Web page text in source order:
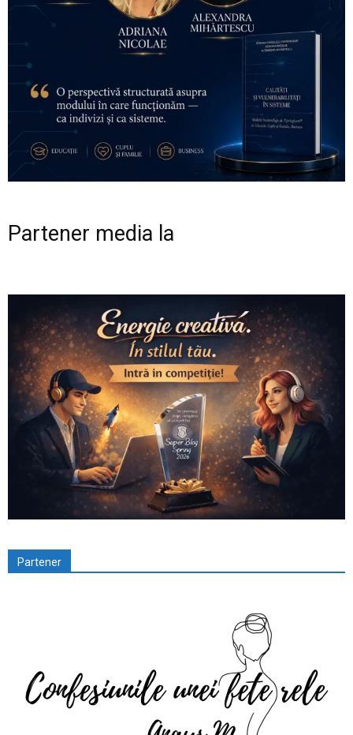
Partener media la
Partener